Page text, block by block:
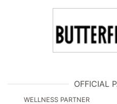
OFFICIAL
WELLNESS PARTNER